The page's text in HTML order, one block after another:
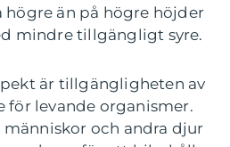
högre än på högre höjder
mindre tillgängligt syre.
är tillgängligheten av
för levande organismer.
och andra djur